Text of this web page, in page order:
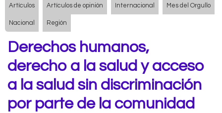
Artículos Artículos de opinión Internacional Mes del Orgullo
Nacional Región
Derechos humanos,
derecho a la salud y acceso
a la salud sin discriminación
por parte de la comunidad